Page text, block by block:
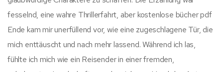
fesselnd, eine wahre Thrillerfahrt, aber kostenlose bücher pdf
Ende kam mir unerfüllend vor, wie eine zugeschlagene Tür, die
mich enttäuscht und nach mehr lassend. Während ich las,
fühlte ich mich wie ein Reisender in einer fremden,